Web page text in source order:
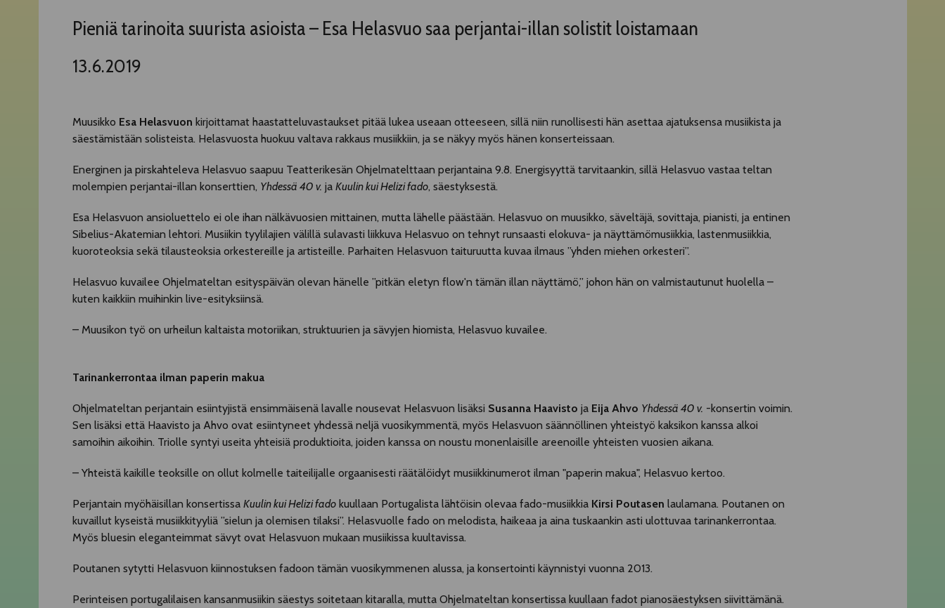
Pieniä tarinoita suurista asioista – Esa Helasvuo saa perjantai-illan solistit loistamaan
13.6.2019
Muusikko Esa Helasvuon kirjoittamat haastatteluvastaukset pitää lukea useaan otteeseen, sillä niin runollisesti hän asettaa ajatuksensa musiikista ja
säestämistään solisteista. Helasvuosta huokuu valtava rakkaus musiikkiin, ja se näkyy myös hänen konserteissaan.
Energinen ja pirskahteleva Helasvuo saapuu Teatterikesän Ohjelmatelttaan perjantaina 9.8. Energisyyttä tarvitaankin, sillä Helasvuo vastaa teltan
molempien perjantai-illan konserttien, Yhdessä 40 v. ja Kuulin kui Helizifado, säestyksestä.
Esa Helasvuon ansioluettelo ei ole ihan nälkävuosien mittainen, mutta lähelle päästään. Helasvuo on muusikko, säveltäjä, sovittaja, pianisti, ja entinen
Sibelius-Akatemian lehtori. Musiikin tyylilajien välillä sulavasti liikkuva Helasvuo on tehnyt runsaasti elokuva- ja näyttämömusiikkia, lastenmusiikkia,
kuoroteoksia sekä tilausteoksia orkestereille ja artisteille. Parhaiten Helasvuon taituruutta kuvaa ilmaus ”yhden miehen orkesteri”.
Helasvuo kuvailee Ohjelmateltan esityspäivän olevan hänelle ”pitkän eletyn flow'n tämän illan näyttämö,” johon hän on valmistautunut huolella –
kuten kaikkiin muihinkin live-esityksiinsä.
– Muusikon työ on urheilun kaltaista motoriikan, struktuurien ja sävyjen hiomista, Helasvuo kuvailee.
Tarinankerrontaa ilman paperin makua
Ohjelmateltan perjantain esiintyjistä ensimmäisenä lavalle nousevat Helasvuon lisäksi Susanna Haavisto ja Eija Ahvo Yhdessä 40 v. -konsertin voimin.
Sen lisäksi että Haavisto ja Ahvo ovat esiintyneet yhdessä neljä vuosikymmentä, myös Helasvuon säännöllinen yhteistyö kaksikon kanssa alkoi
samoihin aikoihin. Triolle syntyi useita yhteisiä produktioita, joiden kanssa on noustu monenlaisille areenoille yhteisten vuosien aikana.
– Yhteistä kaikille teoksille on ollut kolmelle taiteilijalle orgaanisesti räätälöidyt musiikkinumerot ilman "paperin makua", Helasvuo kertoo.
Perjantain myöhäisillan konsertissa Kuulin kui Helizi fadokuullaan Portugalista lähtöisin olevaa fado-musiikkia Kirsi Poutasen laulamana. Poutanen on
kuvaillut kyseistä musiikkityyliä ”sielun ja olemisen tilaksi”. Helasvuolle fado on melodista, haikeaa ja aina tuskaankin asti ulottuvaa tarinankerrontaa.
Myös bluesin eleganteimmat sävyt ovat Helasvuon mukaan musiikissa kuultavissa.
Poutanen sytytti Helasvuon kiinnostuksen fadoon tämän vuosikymmenen alussa, ja konsertointi käynnistyi vuonna 2013.
Perinteisen portugalilaisen kansanmusiikin säestys soitetaan kitaralla, mutta Ohjelmateltan konsertissa kuullaan fadot pianosäestyksen siivittämänä.